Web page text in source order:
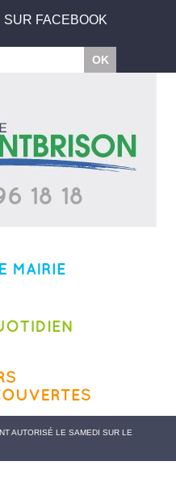
FACEBOOK
AUTORISÉ LE SAMEDI SUR LE